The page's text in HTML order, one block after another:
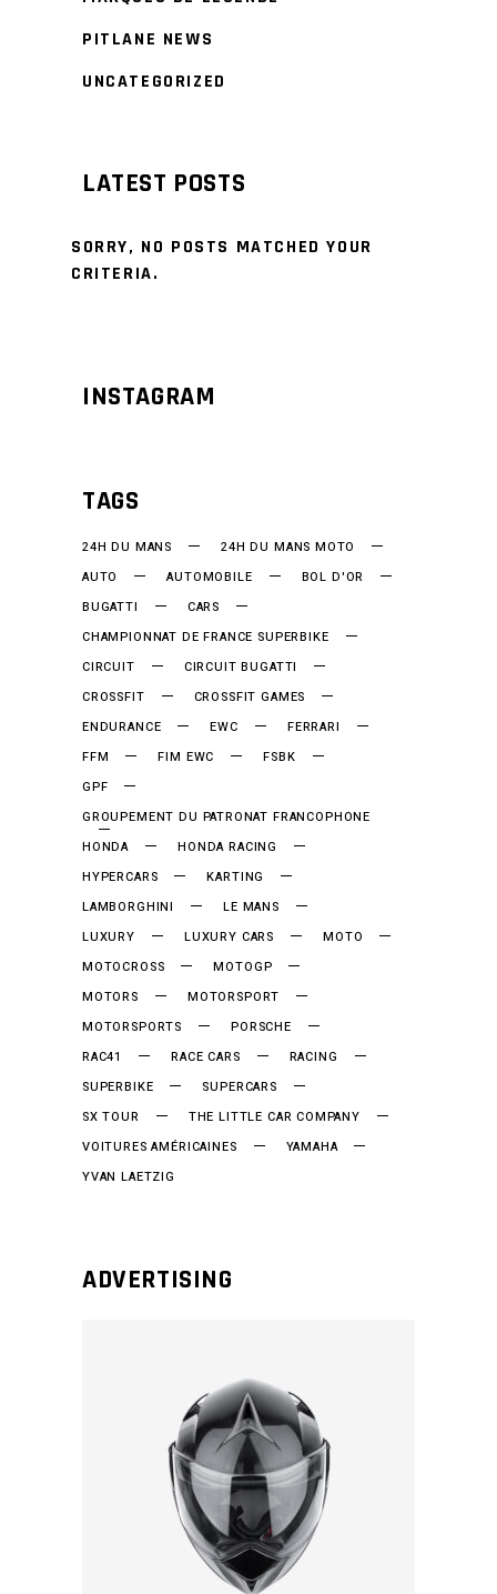
PITLANE NEWS
UNCATEGORIZED
LATEST POSTS
SORRY, NO POSTS MATCHED YOUR
CRITERIA.
INSTAGRAM
TAGS
24H DU MANS
24H DU MANS MOTO
AUTO
AUTOMOBILE
BOL D'OR
BUGATTI
CARS
CHAMPIONNAT DE FRANCE SUPERBIKE
CIRCUIT
CIRCUIT BUGATTI
CROSSFIT
CROSSFIT GAMES
ENDURANCE
EWC
FERRARI
FFM
FIM EWC
FSBK
GPF
GROUPEMENT DU PATRONAT FRANCOPHONE
HONDA
HONDA RACING
HYPERCARS
KARTING
LAMBORGHINI
LE MANS
LUXURY
LUXURY CARS
MOTO
MOTOCROSS
MOTOGP
MOTORS
MOTORSPORT
MOTORSPORTS
PORSCHE
RAC41
RACE CARS
RACING
SUPERBIKE
SUPERCARS
SX TOUR
THE LITTLE CAR COMPANY
VOITURES AMÉRICAINES
YAMAHA
YVAN LAETZIG
ADVERTISING